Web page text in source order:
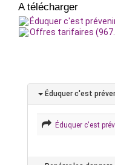
A télécharger
Éduquer c'est
Offres tarifaires
Éduquer c'est
Éduquer c'est